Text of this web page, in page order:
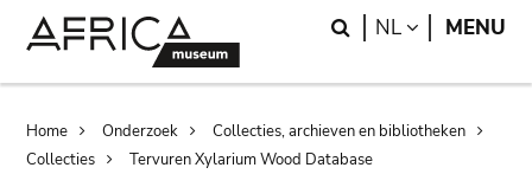
Search
NL LANGUAGE
MENU
Breadcrumb
Home Onderzoek
Collecties, archieven en bibliotheken
Collecties
Tervuren Xylarium Wood Database